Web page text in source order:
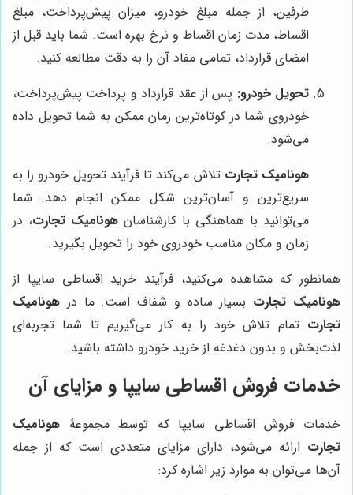
طرفین، از جمله مبلغ خودرو، میزان پیش‌پرداخت، مبلغ
اقساط، مدت زمان اقساط و نرخ بهره است. شما باید قبل از
امضای قرارداد، تمامی مفاد آن را به دقت مطالعه کنید.
تحویل خودرو: پس از عقد قرارداد و پرداخت پیش‌پرداخت،
خودروی شما در کوتاه‌ترین زمان ممکن به شما تحویل داده
می‌شود.
هونامیک تجارت تلاش می‌کند تا فرآیند تحویل خودرو را به
سریع‌ترین و آسان‌ترین شکل ممکن انجام دهد. شما
می‌توانید با هماهنگی با کارشناسان هونامیک تجارت، در
زمان و مکان مناسب خودروی خود را تحویل بگیرید.
همانطور که مشاهده می‌کنید، فرآیند خرید اقساطی سایپا از
هونامیک تجارت بسیار ساده و شفاف است. ما در هونامیک
تجارت تمام تلاش خود را به کار می‌گیریم تا شما تجربه‌ای
لذت‌بخش و بدون دغدغه از خرید خودرو داشته باشید.
خدمات فروش اقساطی سایپا و مزایای آن
خدمات فروش اقساطی سایپا که توسط مجموعۀ هونامیک
تجارت ارائه می‌شود، دارای مزایای متعددی است که از جمله
آن‌ها می‌توان به موارد زیر اشاره کرد: